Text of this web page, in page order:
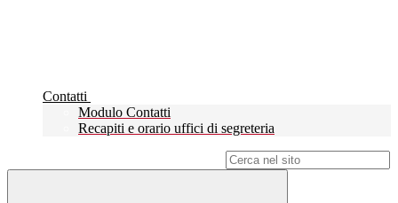
Contatti
Modulo Contatti
Recapiti e orario uffici di segreteria